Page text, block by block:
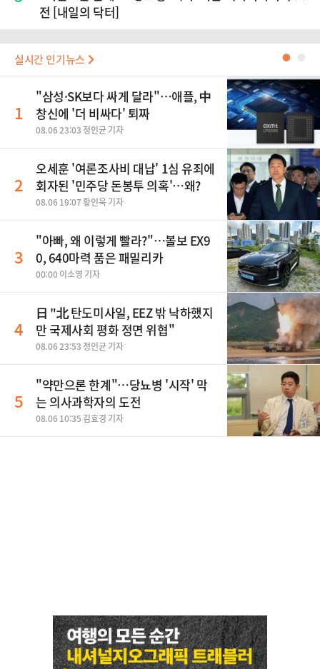
전 [내일의 닥터]
실시간 인기뉴스 ●
1
"삼성·SK보다 싸게 달라"…애플, 中
창신에 '더 비싸다' 퇴짜
08.06 23:03 정인균 기자
2
오세훈 '여론조사비 대납' 1심 유죄에
회자된 '민주당 돈봉투 의혹'…왜?
08.06 19:07 황인욱 기자
3
"아빠, 왜 이렇게 빨라?"…볼보 EX9
0, 640마력 품은 패밀리카
00:00 이소영 기자
4
日 "北 탄도미사일, EEZ 밖 낙하했지
만 국제사회 평화 정면 위협"
08.06 23:53 정인균 기자
5
"약만으론 한계"…당뇨병 '시작' 막
는 의사과학자의 도전
08.06 10:35 김효경 기자